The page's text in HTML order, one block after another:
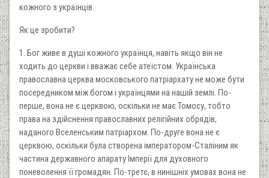
кожного з українців.
Як це зробити?
1. Бог живе в душі кожного українця, навіть якщо він не
ходить до церкви і вважає себе атеїстом. Українська
православна церква московського патріархату не може бути
посередником між богом і українцями на нашій землі. По-
перше, вона не є церквою, оскільки не має Томосу, тобто
права на здійснення православних релігійних обрядів,
наданого Вселенським патріархом. По-друге вона не є
церквою, оскільки була створена імператором-Сталіним як
частина державного апарату Імперії для духовного
поневолення її громадян. По-третє, в нинішніх умовах вона не